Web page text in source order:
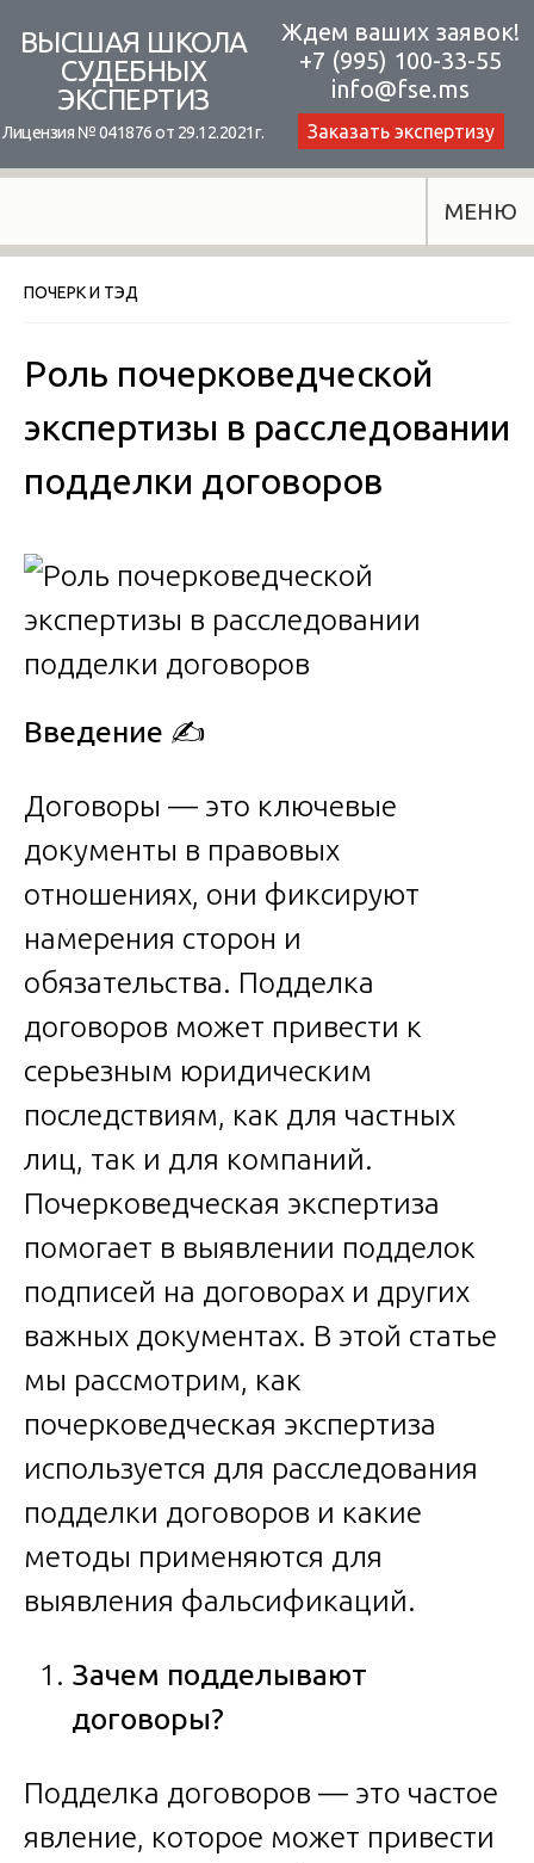
content
ВЫСШАЯ ШКОЛА
СУДЕБНЫХ
ЭКСПЕРТИЗ
Лицензия № 041876 от 29.12.2021г.
Ждем ваших заявок!
+7 (995) 100-33-55
info@fse.ms
Заказать экспертизу
МЕНЮ
ПОЧЕРК И ТЭД
Роль почерковедческой
экспертизы в расследовании
подделки договоров
Введение ✍️
Договоры — это ключевые
документы в правовых
отношениях, они фиксируют
намерения сторон и
обязательства. Подделка
договоров может привести к
серьезным юридическим
последствиям, как для частных
лиц, так и для компаний.
Почерковедческая экспертиза
помогает в выявлении подделок
подписей на договорах и других
важных документах. В этой статье
мы рассмотрим, как
почерковедческая экспертиза
используется для расследования
подделки договоров и какие
методы применяются для
выявления фальсификаций.
Зачем подделывают
договоры?
Подделка договоров — это частое
явление, которое может привести